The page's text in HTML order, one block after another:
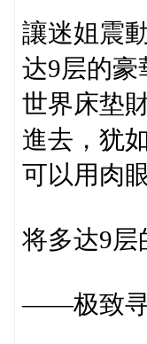
讓迷姐震
达9层的
世界床垫
進去，犹
可以用肉
将多达9层
——极致寻